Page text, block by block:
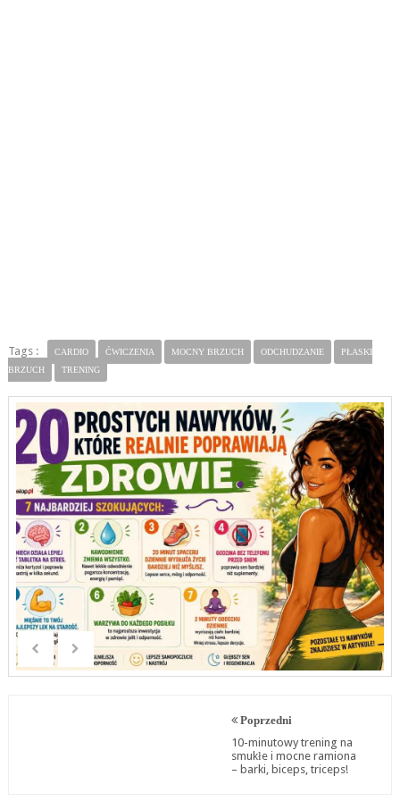
Tags : CARDIO ĆWICZENIA MOCNY BRZUCH ODCHUDZANIE
PŁASKI
BRZUCH
TRENING
Poprzedni
10-minutowy trening na
smukłe i mocne ramiona
– barki, biceps, triceps!